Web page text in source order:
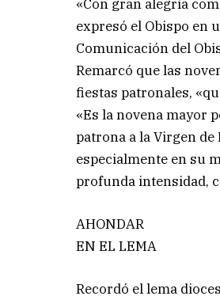
«Con gran alegría
expresó el Obispo en
Comunicación del
Remarcó que las
fiestas patronales,
«Es la novena mayor
patrona a la Virgen
especialmente en su
profunda intensidad,
AHONDAR
EN EL LEMA
Recordó el lema